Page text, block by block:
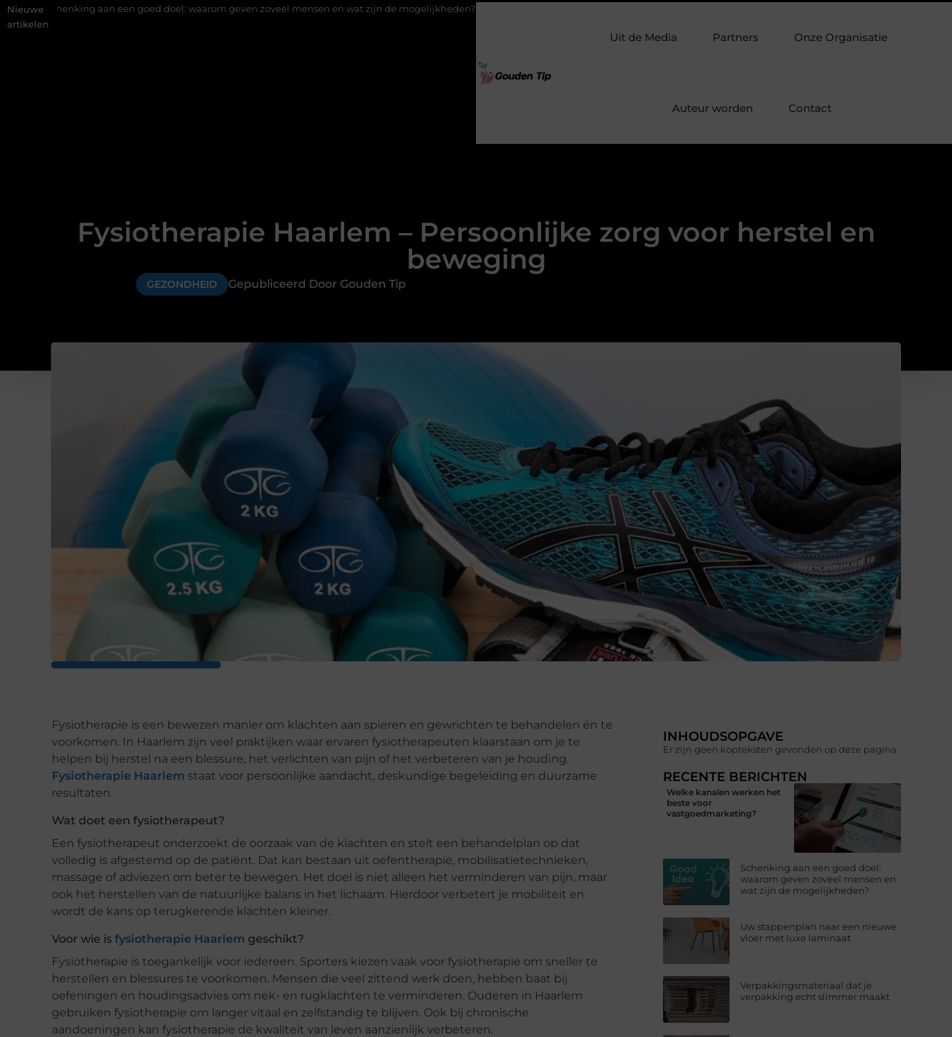
Nieuwe
artikelen
een goed doel: waarom geven zoveel mensen en wat zijn de mogelijkheden? Uw stappenplan naar een nieuwe vloer met luxe laminaat
Uit de Media Partners Onze Organisatie
Auteur worden Contact
Fysiotherapie Haarlem – Persoonlijke zorg voor herstel en
beweging
GEZONDHEID Gepubliceerd Door Gouden Tip
Fysiotherapie is een bewezen manier om klachten aan spieren en gewrichten te behandelen én te
voorkomen. In Haarlem zijn veel praktijken waar ervaren fysiotherapeuten klaarstaan om je te
helpen bij herstel na een blessure, het verlichten van pijn of het verbeteren van je houding.
Fysiotherapie Haarlem staat voor persoonlijke aandacht, deskundige begeleiding en duurzame
resultaten.
Wat doet een fysiotherapeut?
Een fysiotherapeut onderzoekt de oorzaak van de klachten en stelt een behandelplan op dat
volledig is afgestemd op de patiënt. Dat kan bestaan uit oefentherapie, mobilisatietechnieken,
massage of adviezen om beter te bewegen. Het doel is niet alleen het verminderen van pijn, maar
ook het herstellen van de natuurlijke balans in het lichaam. Hierdoor verbetert je mobiliteit en
wordt de kans op terugkerende klachten kleiner.
Voor wie is fysiotherapie Haarlem geschikt?
Fysiotherapie is toegankelijk voor iedereen. Sporters kiezen vaak voor fysiotherapie om sneller te
herstellen en blessures te voorkomen. Mensen die veel zittend werk doen, hebben baat bij
oefeningen en houdingsadvies om nek- en rugklachten te verminderen. Ouderen in Haarlem
gebruiken fysiotherapie om langer vitaal en zelfstandig te blijven. Ook bij chronische
aandoeningen kan fysiotherapie de kwaliteit van leven aanzienlijk verbeteren.
INHOUDSOPGAVE
Er zijn geen kopteksten gevonden op deze pagina.
RECENTE BERICHTEN
Welke kanalen werken het
beste voor
vastgoedmarketing?
Schenking aan een goed doel:
waarom geven zoveel mensen en
wat zijn de mogelijkheden?
Uw stappenplan naar een nieuwe
vloer met luxe laminaat
Verpakkingsmateriaal dat je
verpakking echt slimmer maakt